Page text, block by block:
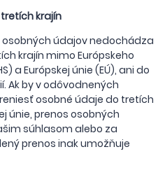
krajín
údajov nedochádza
krajín mimo Európskeho
a Európskej únie (EÚ), ani do
Ak by v odôvodnených
osobné údaje do tretích
únie, prenos osobných
súhlasom alebo za
prenos inak umožňuje